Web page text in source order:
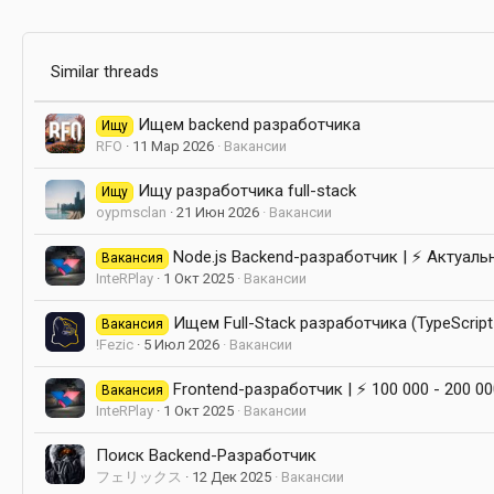
RAGE Multiplayer API
Что мы предлагаем
Гибкий график работы: 5/2 или
Ночные смены для тех, кто
Полная занятость в молодой и
Возможность влиять на проект:
Оплачиваемое тестовое задание
Конкурентоспособную зарплату,
[
Просим прикреплять резюме к
Вы можете связаться с нами через
Similar threads
Ищу Ищем backend разработчика
RFO 11 Мар 2026 Вакансии
Ищу Ищу разработчика full-stack
oypmsclan 21 Июн 2026 Вакансии
Вакансия Node.js Backend-разработчик | ⚡
InteRPlay 1 Окт 2025 Вакансии
Вакансия Ищем Full-Stack разработчика
!Fezic 5 Июл 2026 Вакансии
Вакансия Frontend-разработчик | ⚡ 100 000 - 200
InteRPlay 1 Окт 2025 Вакансии
Поиск Backend-Разработчик
フェリックス 12 Дек 2025 Вакансии